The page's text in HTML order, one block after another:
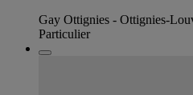
Gay Ottignies - Ottignies-
Particulier